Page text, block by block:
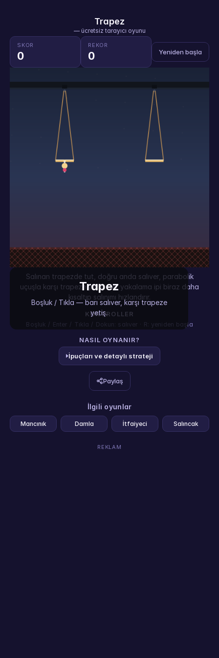
Trapez
— ücretsiz tarayıcı oyunu
SKOR
0
REKOR
0 Yeniden başla
Trapez
Boşluk / Tıkla — barı salıver, karşı trapeze
yetiş.
Salınan trapezde tut, doğru anda salıver, parabolik
uçuşla karşı trapeze yetiş. Her yakalama ipi biraz daha
kısaltıp salınımı hızlandırır.
KONTROLLER
Boşluk / Enter / Tıkla / Dokun: salıver · R: yeniden başla
NASIL OYNANIR?
İpuçları ve detaylı strateji
Paylaş
İlgili oyunlar
Mancınık Damla İtfaiyeci Salıncak
REKLAM